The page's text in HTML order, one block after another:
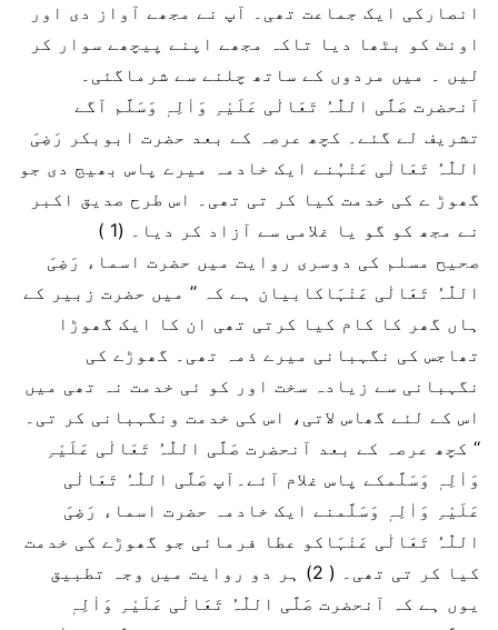
انصارکی ایک جماعت تھی۔ آپ نے مجھے آواز دی اور
اونٹ کو بٹھا دیا تاکہ مجھے اپنے پیچھے سوار کر
لیں ۔ میں مردوں کے ساتھ چلنے سے شرماگئی۔
آنحضرت صَلَّی اللّٰہُ تَعَالٰی عَلَیْہِ وَاٰلِہٖ وَسَلَّم آگے
تشریف لے گئے۔ کچھ عرصہ کے بعد حضرت ابوبکر رَضِیَ
اللّٰہُ تَعَالٰی عَنْہُنے ایک خادمہ میرے پاس بھیج دی جو
گھوڑ ے کی خدمت کیا کر تی تھی۔ اس طرح صدیق اکبر
نے مجھ کو گو یا غلامی سے آزاد کر دیا۔ (1 )
صحیح مسلم کی دوسری روایت میں حضرت اسماء رَضِیَ
اللّٰہُ تَعَالٰی عَنْہَاکابیان ہے کہ ’’ میں حضرت زبیر کے
ہاں گھر کا کام کیا کرتی تھی ان کا ایک گھوڑا
تھاجس کی نگہبانی میرے ذمہ تھی۔ گھوڑے کی
نگہبانی سے زیادہ سخت اور کو ئی خدمت نہ تھی میں
اس کے لئے گھاس لاتی، اس کی خدمت ونگہبانی کر تی۔
‘‘ کچھ عرصہ کے بعد آنحضرت صَلَّی اللّٰہُ تَعَالٰی عَلَیْہِ
وَاٰلِہٖ وَسَلَّمکے پاس غلام آئے۔آپ صَلَّی اللّٰہُ تَعَالٰی
عَلَیْہِ وَاٰلِہٖ وَسَلَّمنے ایک خادمہ حضرت اسماء رَضِیَ
اللّٰہُ تَعَالٰی عَنْہَاکو عطا فرمائی جو گھوڑے کی خدمت
کیا کر تی تھی۔ ( 2) ہر دو روایت میں وجہ تطبیق
یوں ہے کہ آنحضرت صَلَّی اللّٰہُ تَعَالٰی عَلَیْہِ وَاٰلِہٖ